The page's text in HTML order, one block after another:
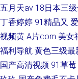
五月天av 18日本三
丁香婷婷 91精品又
视频黄 A片com 美女
福利导航 黄色三级最
国产高清视频 91草莓